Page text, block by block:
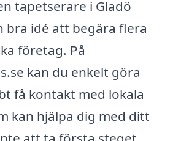
tapetserare i Gladö
bra idé att begära flera
företag. På
kan du enkelt göra
få kontakt med lokala
kan hjälpa dig med ditt